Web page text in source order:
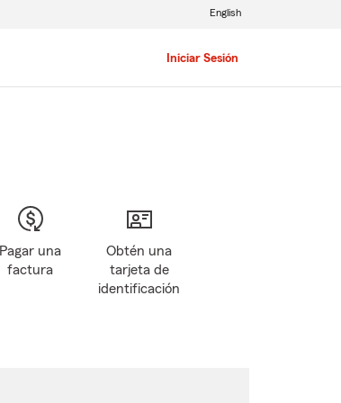
Iniciar Sesión
English
Pagar una
factura
Obtén una
tarjeta de
identificación